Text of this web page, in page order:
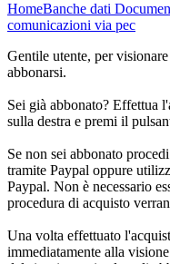
HomeBanche dati
comunicazioni via pec
Gentile utente, per
abbonarsi.
Sei già abbonato? Effettua
sulla destra e premi il
Se non sei abbonato
tramite Paypal oppure
Paypal. Non è necessario
procedura di acquisto
Una volta effettuato
immediatamente alla